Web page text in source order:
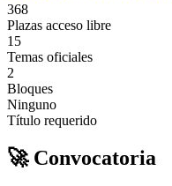
368
Plazas acceso libre
15
Temas oficiales
2
Bloques
Ninguno
Título requerido
🚀 Convocatoria